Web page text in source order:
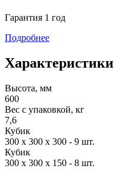
Гарантия 1 год
Подробнее
Характеристики
Высота, мм
600
Вес с упаковкой, кг
7,6
Кубик
300 х 300 х 300 - 9 шт.
Кубик
300 х 300 х 150 - 8 шт.